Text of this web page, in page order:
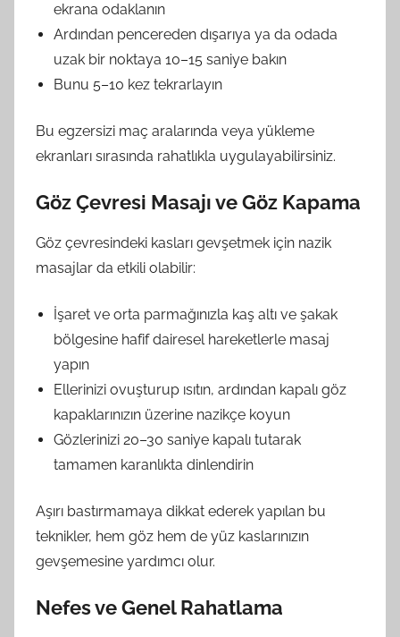
ekrana odaklanın
Ardından pencereden dışarıya ya da odada
uzak bir noktaya 10–15 saniye bakın
Bunu 5–10 kez tekrarlayın
Bu egzersizi maç aralarında veya yükleme
ekranları sırasında rahatlıkla uygulayabilirsiniz.
Göz Çevresi Masajı ve Göz Kapama
Göz çevresindeki kasları gevşetmek için nazik
masajlar da etkili olabilir:
İşaret ve orta parmağınızla kaş altı ve şakak
bölgesine hafif dairesel hareketlerle masaj
yapın
Ellerinizi ovuşturup ısıtın, ardından kapalı göz
kapaklarınızın üzerine nazikçe koyun
Gözlerinizi 20–30 saniye kapalı tutarak
tamamen karanlıkta dinlendirin
Aşırı bastırmamaya dikkat ederek yapılan bu
teknikler, hem göz hem de yüz kaslarınızın
gevşemesine yardımcı olur.
Nefes ve Genel Rahatlama